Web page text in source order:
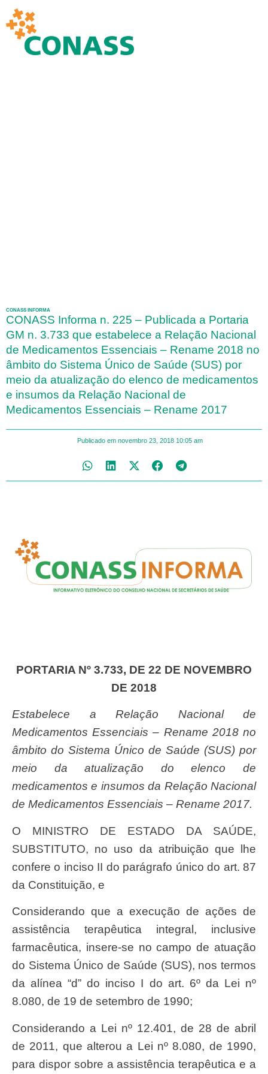
CONASS INFORMA
CONASS Informa n. 225 – Publicada a Portaria
GM n. 3.733 que estabelece a Relação Nacional
de Medicamentos Essenciais – Rename 2018 no
âmbito do Sistema Único de Saúde (SUS) por
meio da atualização do elenco de medicamentos
e insumos da Relação Nacional de
Medicamentos Essenciais – Rename 2017
Publicado em novembro 23, 2018 10:05 am
PORTARIA Nº 3.733, DE 22 DE NOVEMBRO
DE 2018
Estabelece a Relação Nacional de
Medicamentos Essenciais – Rename 2018 no
âmbito do Sistema Único de Saúde (SUS) por
meio da atualização do elenco de
medicamentos e insumos da Relação Nacional
de Medicamentos Essenciais – Rename 2017.
O MINISTRO DE ESTADO DA SAÚDE,
SUBSTITUTO, no uso da atribuição que lhe
confere o inciso II do parágrafo único do art. 87
da Constituição, e
Considerando que a execução de ações de
assistência terapêutica integral, inclusive
farmacêutica, insere-se no campo de atuação
do Sistema Único de Saúde (SUS), nos termos
da alínea “d” do inciso I do art. 6º da Lei nº
8.080, de 19 de setembro de 1990;
Considerando a Lei nº 12.401, de 28 de abril
de 2011, que alterou a Lei nº 8.080, de 1990,
para dispor sobre a assistência terapêutica e a